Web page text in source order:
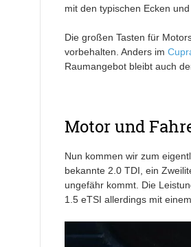
mit den typischen Ecken
Die großen Tasten für
vorbehalten. Anders im
Raumangebot bleibt auch
Motor und
Nun kommen wir zum
bekannte 2.0 TDI, ein
ungefähr kommt. Die
1.5 eTSI allerdings mit